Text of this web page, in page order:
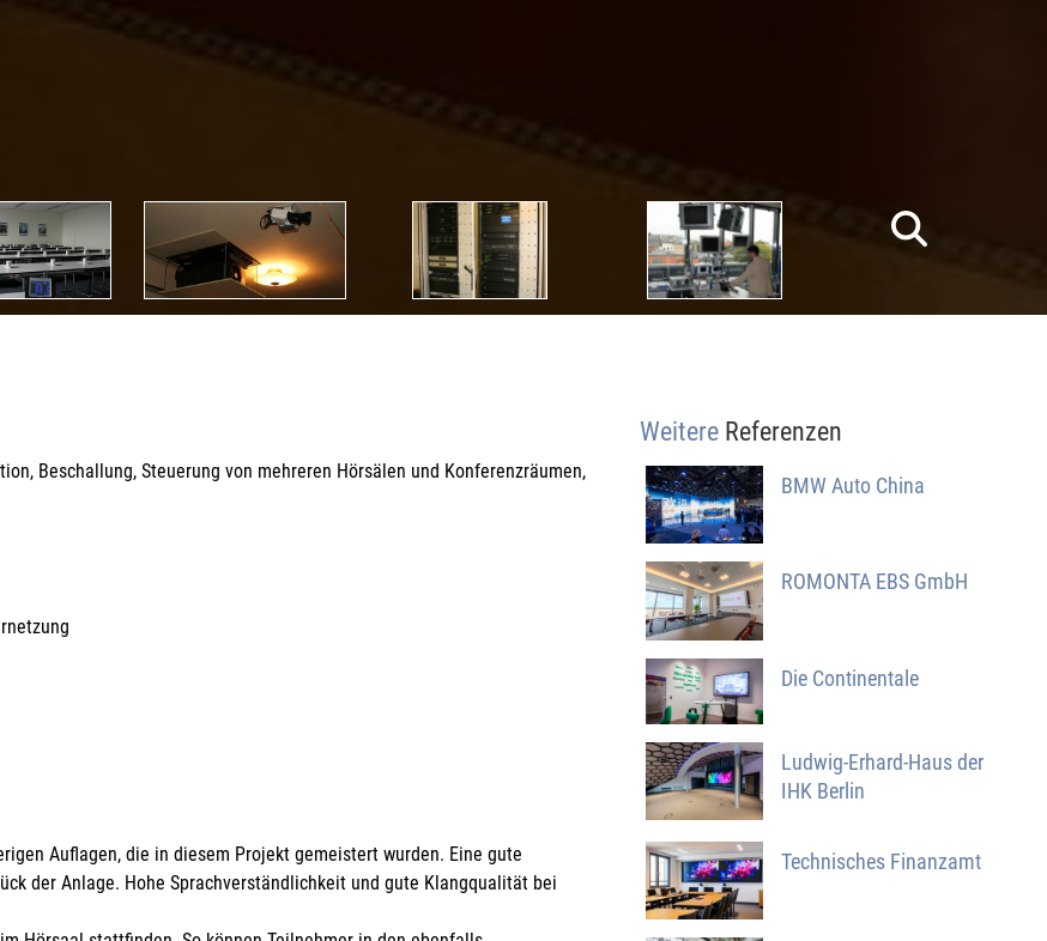
Beschallung, Steuerung von mehreren Hörsälen und Konferenzräumen,
Auflagen, die in diesem Projekt gemeistert wurden. Eine gute
der Anlage. Hohe Sprachverständlichkeit und gute Klangqualität bei
Weitere Referenzen
BMW Auto China
ROMONTA EBS GmbH
Die Continentale
Ludwig-Erhard-Haus der
IHK Berlin
Technisches Finanzamt